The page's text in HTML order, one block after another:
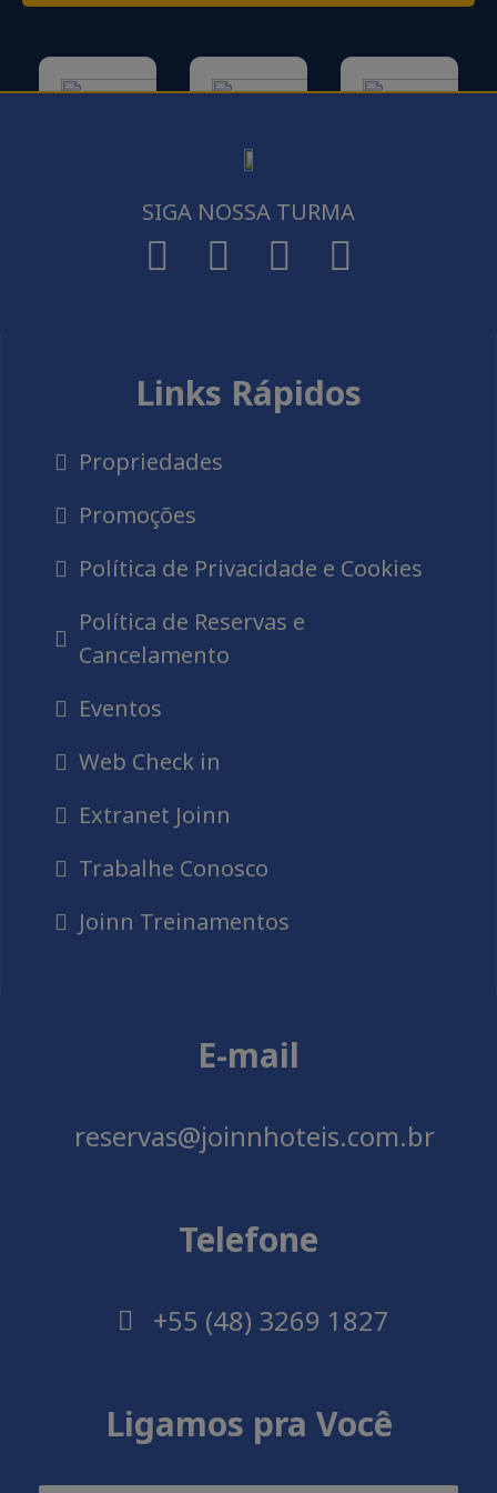
de
SIGA NOSSA TURMA
Links Rápidos
Propriedades
Promoções
Política de Privacidade e Cookies
Política de Reservas e
Cancelamento
Eventos
Web Check in
Extranet Joinn
Trabalhe Conosco
Joinn Treinamentos
E-mail
reservas@joinnhoteis.com.br
Telefone
+55 (48) 3269 1827
Ligamos pra Você